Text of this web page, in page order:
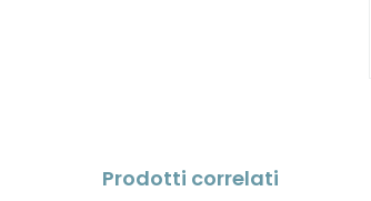
Prodotti correlati